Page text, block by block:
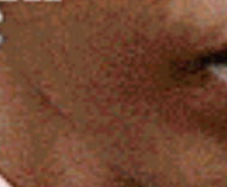
VIABILITÀ
Statale 131, fino a
sullo svincolo Sud
13 Gennaio 2026, 18:56